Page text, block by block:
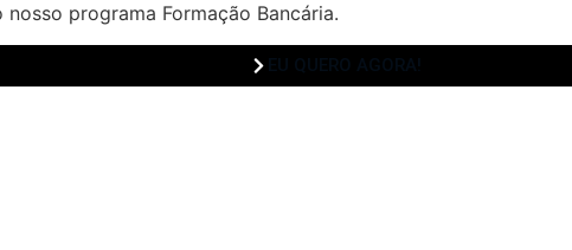
programa Formação Bancária.